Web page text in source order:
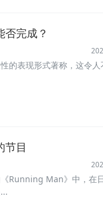
完成？
的表现形式著称，这令
节目
Running Man》中，在